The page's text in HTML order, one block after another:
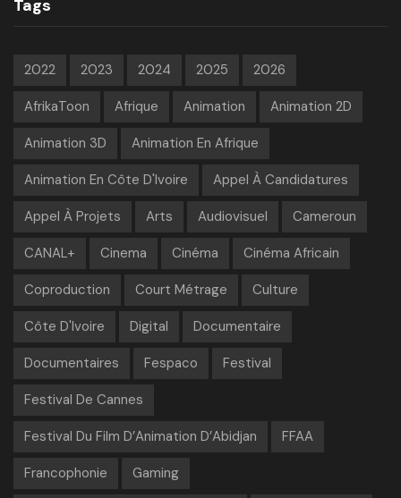
Tags
2022 2023 2024 2025 2026
AfrikaToon Afrique Animation Animation 2D
Animation 3D Animation En Afrique
Animation En Côte D'Ivoire Appel À Candidatures
Appel À Projets Arts Audiovisuel Cameroun
CANAL+ Cinema Cinéma Cinéma Africain
Coproduction Court Métrage Culture
Côte D'Ivoire Digital Documentaire
Documentaires Fespaco Festival
Festival De Cannes
Festival Du Film D’Animation D’Abidjan FFAA
Francophonie Gaming